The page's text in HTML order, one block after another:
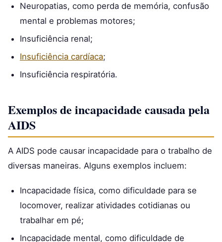
Neuropatias, como perda de memória, confusão
mental e problemas motores;
Insuficiência renal;
Insuficiência cardíaca;
Insuficiência respiratória.
Exemplos de incapacidade causada pela
AIDS
A AIDS pode causar incapacidade para o trabalho de
diversas maneiras. Alguns exemplos incluem:
Incapacidade física, como dificuldade para se
locomover, realizar atividades cotidianas ou
trabalhar em pé;
Incapacidade mental, como dificuldade de